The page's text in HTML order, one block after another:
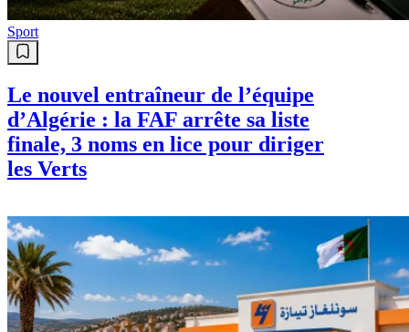
Sport
Le nouvel entraîneur de l’équipe
d’Algérie : la FAF arrête sa liste
finale, 3 noms en lice pour diriger
les Verts